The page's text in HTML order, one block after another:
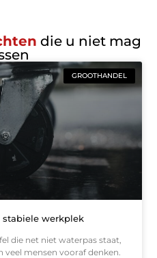
die u niet mag
GROOTHANDEL
stabiele werkplek
die net niet waterpas staat,
mensen vooraf denken.